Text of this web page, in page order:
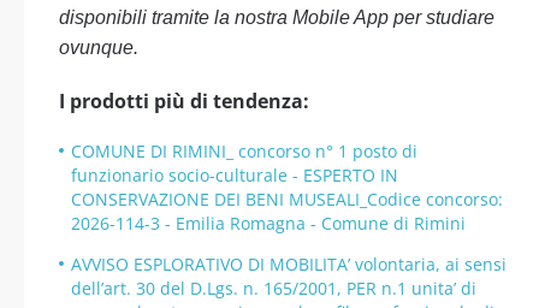
disponibili tramite la nostra Mobile App per studiare
ovunque.
I prodotti più di tendenza:
COMUNE DI RIMINI_ concorso n° 1 posto di
funzionario socio-culturale - ESPERTO IN
CONSERVAZIONE DEI BENI MUSEALI_Codice concorso:
2026-114-3 - Emilia Romagna - Comune di Rimini
AVVISO ESPLORATIVO DI MOBILITA’ volontaria, ai sensi
dell’art. 30 del D.Lgs. n. 165/2001, PER n.1 unita’ di